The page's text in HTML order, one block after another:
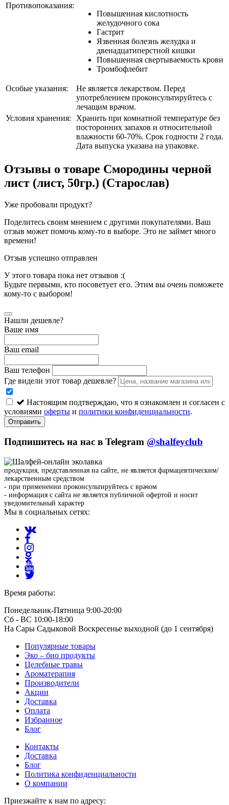
Противопоказания:
Повышенная кислотность
желудочного сока
Гастрит
Язвенная болезнь желудка и
двенадцатиперстной кишки
Повышенная свертываемость крови
Тромбофлебит
Особые указания:
Не является лекарством. Перед
употреблением проконсультируйтесь с
лечащим врачом.
Условия хранения:
Хранить при комнатной температуре без
посторонних запахов и относительной
влажности 60-70%. Срок годности 2 года.
Дата выпуска указана на упаковке.
Отзывы о товаре Смородины черной
лист (лист, 50гр.) (Старослав)
Уже пробовали продукт?
Поделитесь своим мнением с другими покупателями. Ваш
отзыв может помочь кому-то в выборе. Это не займет много
времени!
Отзыв успешно отправлен
У этого товара пока нет отзывов :(
Будьте первыми, кто посоветует его. Этим вы очень поможете
кому-то с выбором!
Нашли дешевле?
Ваше имя
Ваш email
Ваш телефон
Где видели этот товар дешевле?
Настоящим подтверждаю, что я ознакомлен и согласен с
условиями оферты и политики конфиденциальности.
Отправить
Подпишитесь на нас в Telegram @shalfeyclub
продукция, представленная на сайте, не является фармацевтическим/
лекарственным средством
- при применении проконсультируйтесь с врачом
- информация с сайта не является публичной офертой и носит
уведомительный характер
Мы в социальных сетях:
Время работы:
Понедельник-Пятница 9:00-20:00
Сб - ВС 10:00-18:00
На Сары Садыковой Воскресенье выходной (до 1 сентября)
Популярные товары
Эко – био продукты
Целебные травы
Ароматерапия
Производители
Акции
Доставка
Оплата
Избранное
Блог
Контакты
Доставка
Блог
Политика конфиденциальности
О компании
Приезжайте к нам по адресу: